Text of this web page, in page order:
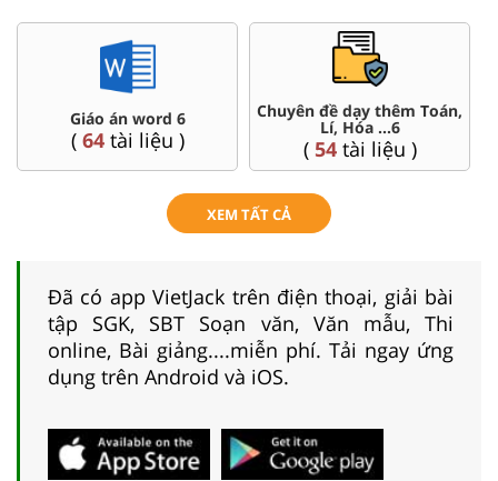
Giáo án word 6
( 64tài liệu )
Chuyên đề dạy thêm Toán,
Lí, Hóa ...6
( 54tài liệu )
XEM TẤT CẢ
Đã có app VietJack trên điện thoại, giải bài
tập SGK, SBT Soạn văn, Văn mẫu, Thi
online, Bài giảng....miễn phí. Tải ngay ứng
dụng trên Android và iOS.